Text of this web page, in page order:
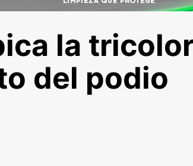
la
del podio